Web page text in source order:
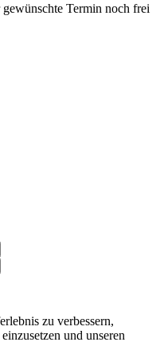
Termin noch frei
zu verbessern,
und unseren